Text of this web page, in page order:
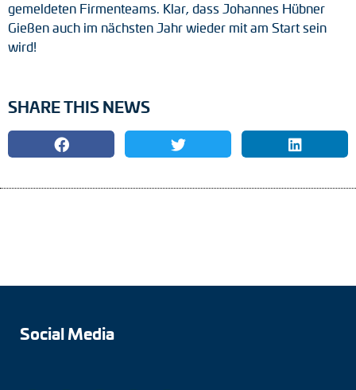
gemeldeten Firmenteams. Klar, dass Johannes Hübner
Gießen auch im nächsten Jahr wieder mit am Start sein
wird!
SHARE THIS NEWS
Social Media